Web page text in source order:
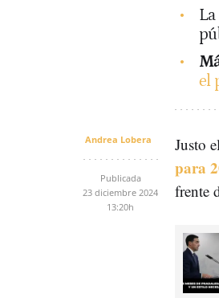
el
Andrea Lobera
Publicada
23 diciembre 2024
13:20h
Justo
para
frente